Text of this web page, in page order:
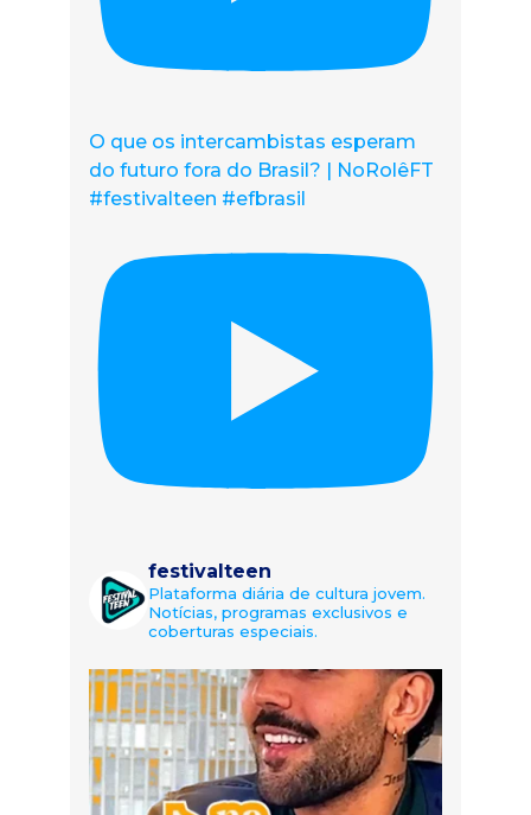
O que os intercambistas esperam
do futuro fora do Brasil? | NoRolêFT
#festivalteen #efbrasil
festivalteen
Plataforma diária de cultura jovem.
Notícias, programas exclusivos e
coberturas especiais.